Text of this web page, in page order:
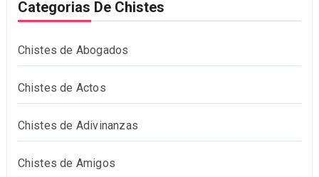
Categorias De Chistes
Chistes de Abogados
Chistes de Actos
Chistes de Adivinanzas
Chistes de Amigos